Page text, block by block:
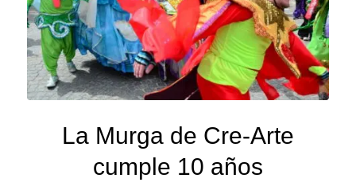
La Murga de Cre-Arte
cumple 10 años